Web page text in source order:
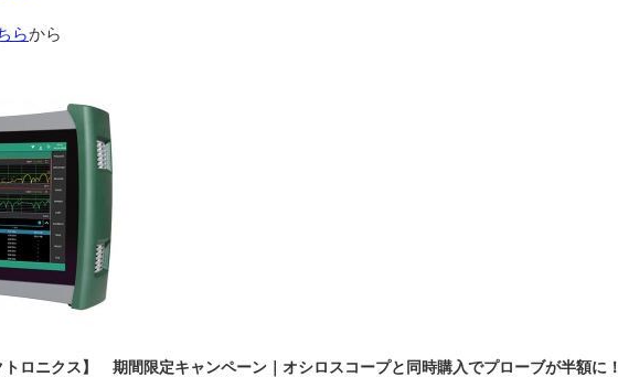
らから
ロニクス】 期間限定キャンペーン｜オシロスコープと同時購入でプローブが半額に！